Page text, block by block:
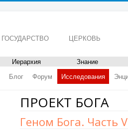
ГОСУДАРСТВО ЦЕРКОВЬ
Иерархия Знание
Блог Форум Исследования
ПРОЕКТ БОГА
Геном Бога. Часть